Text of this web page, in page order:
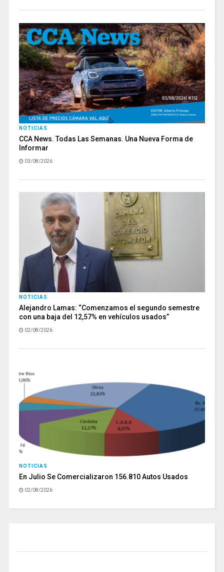
NOTICIAS
CCA News. Todas Las Semanas. Una Nueva Forma de
Informar
03/08/2026
NOTICIAS
Alejandro Lamas: “Comenzamos el segundo semestre
con una baja del 12,57% en vehículos usados”
02/08/2026
NOTICIAS
En Julio Se Comercializaron 156.810 Autos Usados
02/08/2026